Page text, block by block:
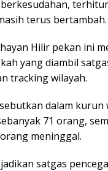
terus bertambah.
Hilir pekan ini
yang diambil
tracking wilayah.
dalam
71 orang,
meninggal.
satgas